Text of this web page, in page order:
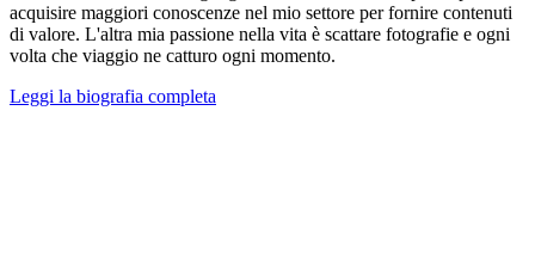
acquisire maggiori conoscenze nel mio settore per fornire contenuti
di valore. L'altra mia passione nella vita è scattare fotografie e ogni
volta che viaggio ne catturo ogni momento.
Leggi la biografia completa